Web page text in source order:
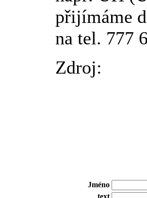
přijímáme
na tel. 777
Zdroj:
Jméno
text